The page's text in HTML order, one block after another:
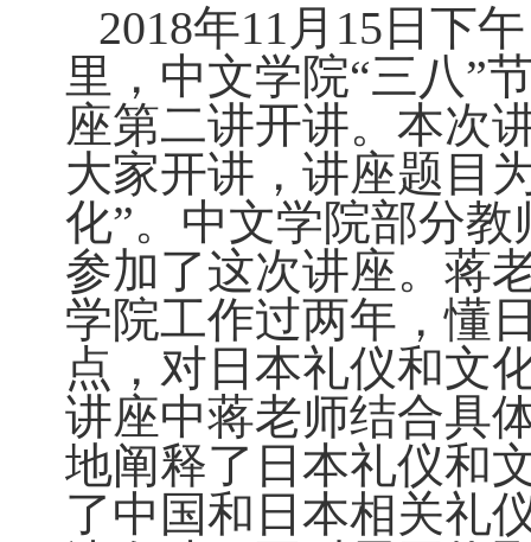
2018年11月15日下
里，中文学院“三八”
座第二讲开讲。本次
大家开讲，讲座题目
化”。中文学院部分
参加了这次讲座。蒋
学院工作过两年，懂
点，对日本礼仪和文
讲座中蒋老师结合具
地阐释了日本礼仪和
了中国和日本相关礼